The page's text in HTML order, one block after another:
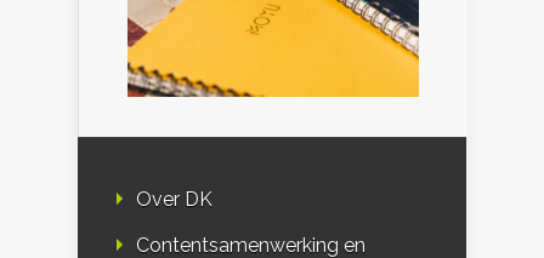
Over DK
Contentsamenwerking en